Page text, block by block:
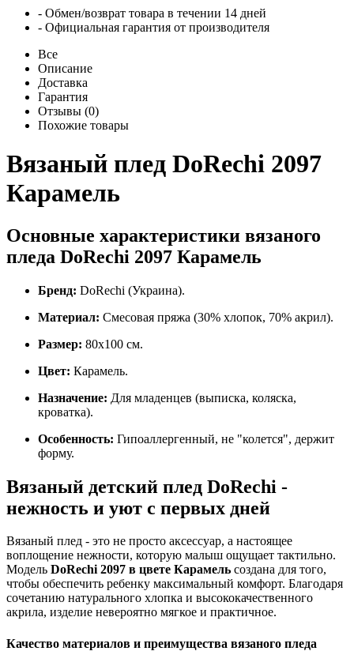
- Обмен/возврат товара в течении 14 дней
- Официальная гарантия от производителя
Все
Описание
Доставка
Гарантия
Отзывы (0)
Похожие товары
Вязаный плед DoRechi 2097
Карамель
Основные характеристики вязаного
пледа DoRechi 2097 Карамель
Бренд: DoRechi (Украина).
Материал: Смесовая пряжа (30% хлопок, 70% акрил).
Размер: 80х100 см.
Цвет: Карамель.
Назначение: Для младенцев (выписка, коляска,
кроватка).
Особенность: Гипоаллергенный, не "колется", держит
форму.
Вязаный детский плед DoRechi -
нежность и уют с первых дней
Вязаный плед - это не просто аксессуар, а настоящее
воплощение нежности, которую малыш ощущает тактильно.
Модель DoRechi 2097 в цвете Карамель создана для того,
чтобы обеспечить ребенку максимальный комфорт. Благодаря
сочетанию натурального хлопка и высококачественного
акрила, изделие невероятно мягкое и практичное.
Качество материалов и преимущества вязаного пледа